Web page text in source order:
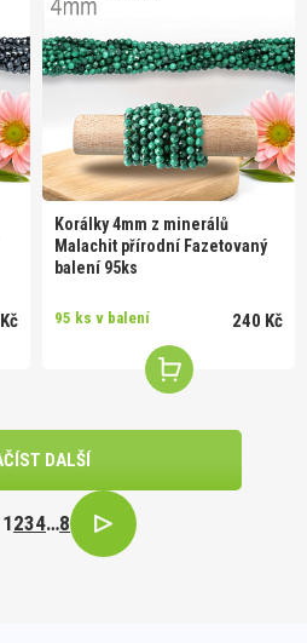
Korálky 4mm z minerálů
Malachit přírodní Fazetovaný
balení 95ks
95 ks v balení 240 Kč
DALŠÍ
1234…8